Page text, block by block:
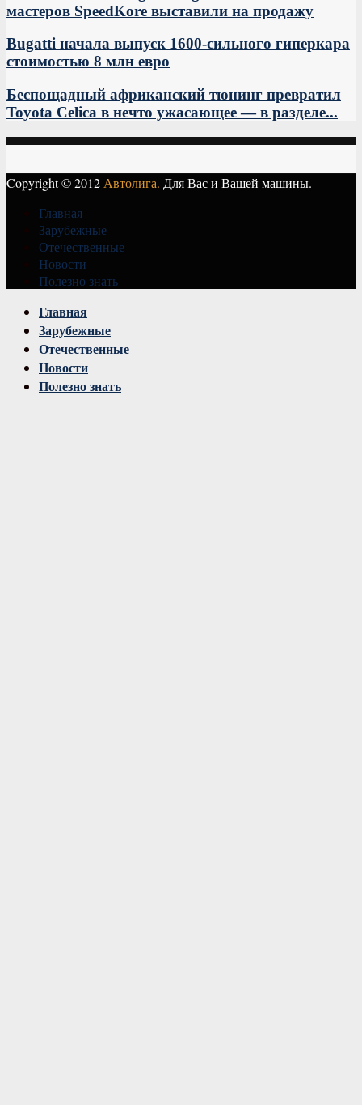
мастеров SpeedKore выставили на продажу
Bugatti начала выпуск 1600-сильного гиперкара
стоимостью 8 млн евро
Беспощадный африканский тюнинг превратил
Toyota Celica в нечто ужасающее — в разделе...
Copyright © 2012 Автолига. Для Вас и Вашей машины.
Главная
Зарубежные
Отечественные
Новости
Полезно знать
Главная
Зарубежные
Отечественные
Новости
Полезно знать